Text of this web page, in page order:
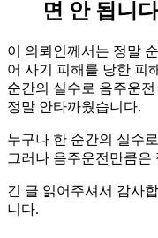
면 안 됩니다
이 의뢰인께서는 정말
어 사기 피해를 당한 피
순간의 실수로 음주운
정말 안타까웠습니다.
누구나 한 순간의 실수
그러나 음주운전만큼은
긴 글 읽어주셔서 감사
니다.